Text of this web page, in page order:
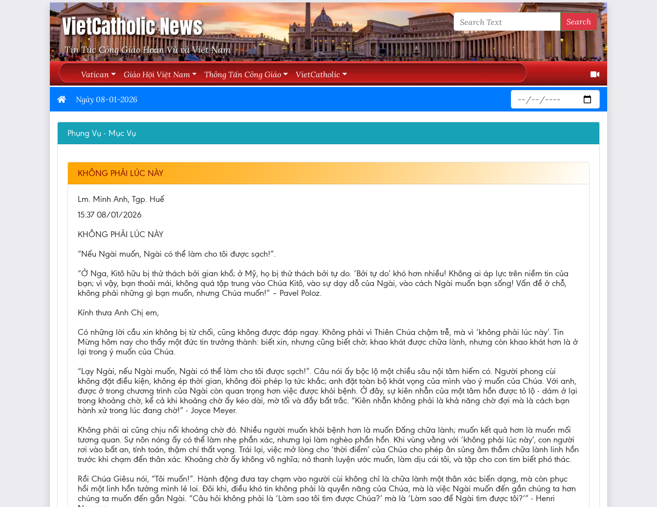
VietCatholic News
Tin Tức Công Giáo Hoàn Vũ và Việt Nam
Search
Vatican Giáo Hội Việt Nam Thông Tấn Công Giáo VietCatholic
Ngày 08-01-2026
Phụng Vụ - Mục Vụ
KHÔNG PHẢI LÚC NÀY
Lm. Minh Anh, Tgp. Huế
15:37 08/01/2026
KHÔNG PHẢI LÚC NÀY
“Nếu Ngài muốn, Ngài có thể làm cho tôi được sạch!”.
“Ở Nga, Kitô hữu bị thử thách bởi gian khổ; ở Mỹ, họ bị thử thách bởi tự do. ‘Bởi tự do’ khó hơn nhiều! Không ai áp lực trên niềm tin của
bạn; vì vậy, bạn thoải mái, không quá tập trung vào Chúa Kitô, vào sự dạy dỗ của Ngài, vào cách Ngài muốn bạn sống! Vấn đề ở chỗ,
không phải những gì bạn muốn, nhưng Chúa muốn!” – Pavel Poloz.
Kính thưa Anh Chị em,
Có những lời cầu xin không bị từ chối, cũng không được đáp ngay. Không phải vì Thiên Chúa chậm trễ, mà vì ‘không phải lúc này’. Tin
Mừng hôm nay cho thấy một đức tin trưởng thành: biết xin, nhưng cũng biết chờ; khao khát được chữa lành, nhưng còn khao khát hơn là ở
lại trong ý muốn của Chúa.
“Lạy Ngài, nếu Ngài muốn, Ngài có thể làm cho tôi được sạch!”. Câu nói ấy bộc lộ một chiều sâu nội tâm hiếm có. Người phong cùi
không đặt điều kiện, không ép thời gian, không đòi phép lạ tức khắc; anh đặt toàn bộ khát vọng của mình vào ý muốn của Chúa. Với anh,
được ở trong chương trình của Ngài còn quan trọng hơn việc được khỏi bệnh. Ở đây, sự kiên nhẫn của một tâm hồn được tỏ lộ - dám ở lại
trong khoảng chờ, kể cả khi khoảng chờ ấy kéo dài, mờ tối và đầy bất trắc. “Kiên nhẫn không phải là khả năng chờ đợi mà là cách bạn
hành xử trong lúc đang chờ!” - Joyce Meyer.
Không phải ai cũng chịu nổi khoảng chờ đó. Nhiều người muốn khỏi bệnh hơn là muốn Đấng chữa lành; muốn kết quả hơn là muốn mối
tương quan. Sự nôn nóng ấy có thể làm nhẹ phần xác, nhưng lại làm nghèo phần hồn. Khi vùng vằng với ‘không phải lúc này’, con người
rơi vào bất an, tính toán, thậm chí thất vọng. Trái lại, việc mở lòng cho ‘thời điểm’ của Chúa cho phép ân sủng âm thầm chữa lành linh hồn
trước khi chạm đến thân xác. Khoảng chờ ấy không vô nghĩa; nó thanh luyện ước muốn, làm dịu cái tôi, và tập cho con tim biết phó thác.
Rồi Chúa Giêsu nói, “Tôi muốn!”. Hành động đưa tay chạm vào người cùi không chỉ là chữa lành một thân xác biến dạng, mà còn phục
hồi một linh hồn tưởng mình lẻ loi. Đôi khi, điều khó tin không phải là quyền năng của Chúa, mà là việc Ngài muốn đến gần chúng ta hơn
chúng ta muốn đến gần Ngài. “Câu hỏi không phải là ‘Làm sao tôi tìm được Chúa?’ mà là ‘Làm sao để Ngài tìm được tôi?’” - Henri